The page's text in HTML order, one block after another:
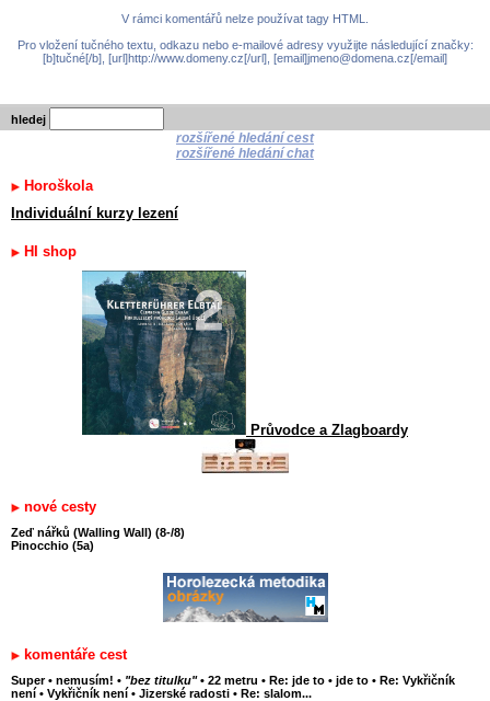
V rámci komentářů nelze používat tagy HTML.
Pro vložení tučného textu, odkazu nebo e-mailové adresy využijte následující značky:
[b]tučné[/b], [url]http://www.domeny.cz[/url], [email]jmeno@domena.cz[/email]
hledej
rozšířené hledání cest
rozšířené hledání chat
Horoškola
Individuální kurzy lezení
HI shop
Průvodce a Zlagboardy
nové cesty
Zeď nářků (Walling Wall) (8-/8)
Pinocchio (5a)
komentáře cest
Super • nemusím! • "bez titulku" • 22 metru • Re: jde to • jde to • Re: Vykřičník
není • Vykřičník není • Jizerské radosti • Re: slalom...